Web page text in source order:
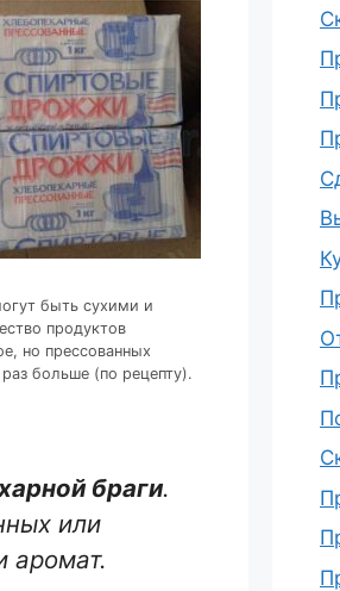
быть сухими и
продуктов
но прессованных
больше (по рецепту).
браги.
или
аромат.